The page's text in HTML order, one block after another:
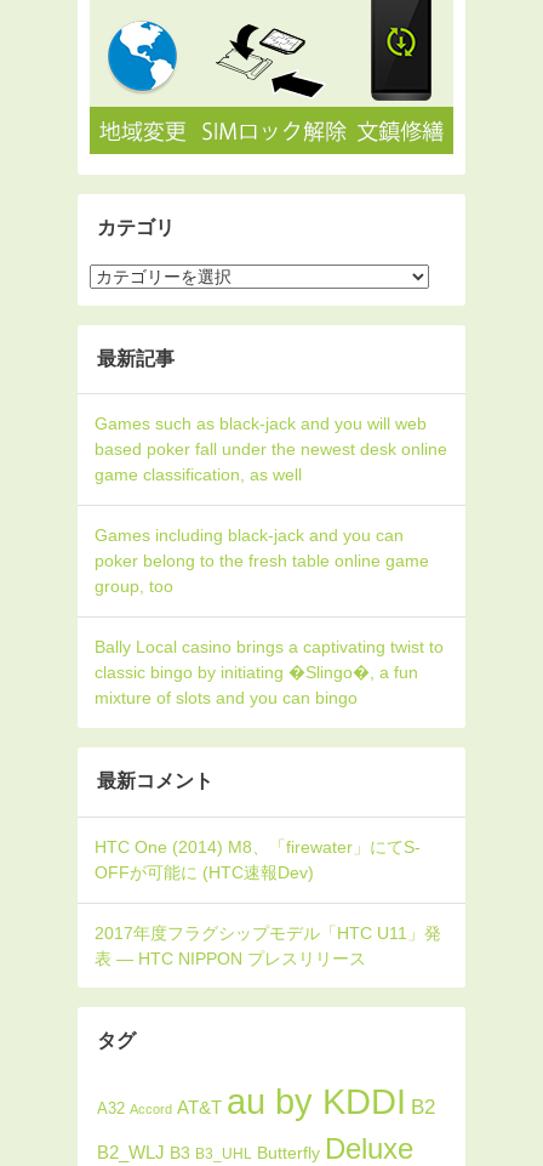
カテゴリ
最新記事
Games such as black-jack and you will web
based poker fall under the newest desk online
game classification, as well
Games including black-jack and you can
poker belong to the fresh table online game
group, too
Bally Local casino brings a captivating twist to
classic bingo by initiating �Slingo�, a fun
mixture of slots and you can bingo
最新コメント
タグ
A32 Accord AT&T au by KDDI B2
B2_WLJ B3 B3_UHL Butterfly Deluxe